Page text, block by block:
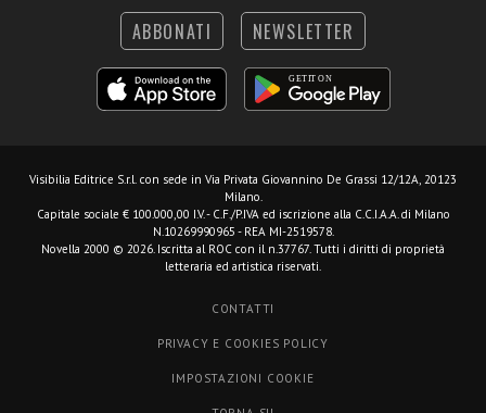
ABBONATI NEWSLETTER
Visibilia Editrice S.r.l. con sede in Via Privata Giovannino De Grassi 12/12A, 20123
Milano.
Capitale sociale € 100.000,00 I.V. - C.F./P.IVA ed iscrizione alla C.C.I.A.A. di Milano
N.10269990965 - REA MI-2519578.
Novella 2000 © 2026. Iscritta al ROC con il n.37767. Tutti i diritti di proprietà
letteraria ed artistica riservati.
CONTATTI
PRIVACY E COOKIES POLICY
IMPOSTAZIONI COOKIE